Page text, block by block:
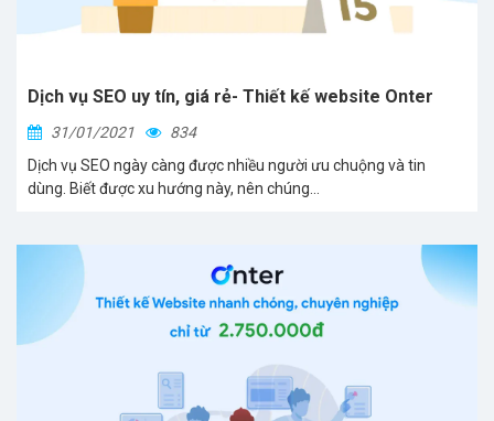
Dịch vụ SEO uy tín, giá rẻ- Thiết kế website Onter
31/01/2021
834
Dịch vụ SEO ngày càng được nhiều người ưu chuộng và tin
dùng. Biết được xu hướng này, nên chúng...